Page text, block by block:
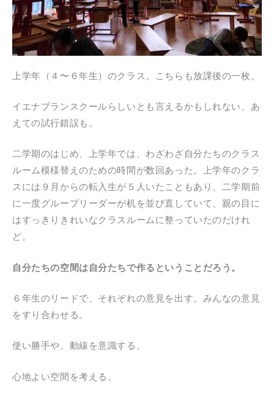
上学年（４〜６年生）のクラス。こちらも放課後の一枚。
イエナプランスクールらしいとも言えるかもしれない、あ
えての試行錯誤も。
二学期のはじめ、上学年では、わざわざ自分たちのクラス
ルーム模様替えのための時間が数回あった。上学年のクラ
スには９月からの転入生が５人いたこともあり、二学期前
に一度グループリーダーが机を並び直していて、親の目に
はすっきりきれいなクラスルームに整っていたのだけれ
ど。
自分たちの空間は自分たちで作るということだろう。
６年生のリードで、それぞれの意見を出す。みんなの意見
をすり合わせる。
使い勝手や、動線を意識する。
心地よい空間を考える。